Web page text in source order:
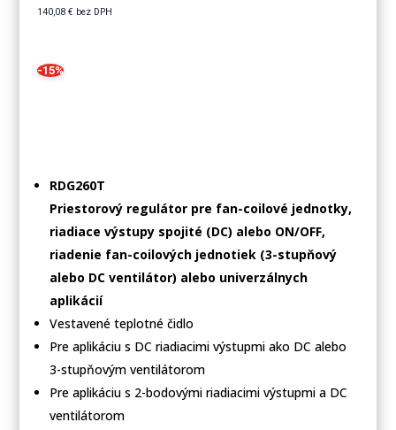
140,08€ bez DPH
-15%
RDG260T
Priestorový regulátor pre fan-coilové jednotky,
riadiace výstupy spojité (DC) alebo ON/OFF,
riadenie fan-coilových jednotiek (3-stupňový
alebo DC ventilátor) alebo univerzálnych
aplikácií
Vestavené teplotné čidlo
Pre aplikáciu s DC riadiacimi výstupmi ako DC alebo
3-stupňovým ventilátorom
Pre aplikáciu s 2-bodovými riadiacimi výstupmi a DC
ventilátorom